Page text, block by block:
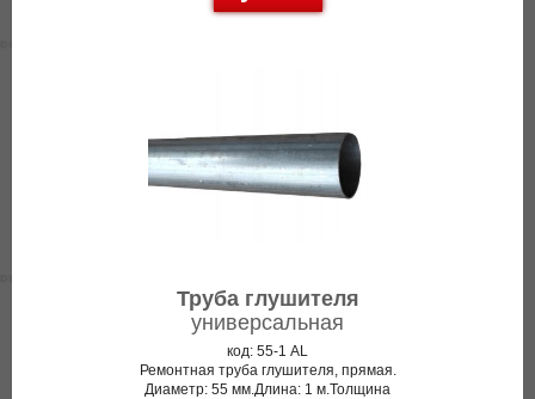
Труба глушителя
универсальная
код: 55-1 AL
Ремонтная труба глушителя, прямая.
Диаметр: 55 мм.Длина: 1 м.Толщина